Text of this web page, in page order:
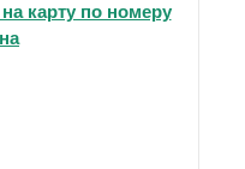
карту по номеру